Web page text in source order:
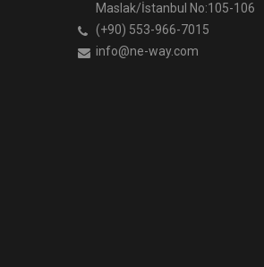
Maslak/İstanbul No:105-106
(+90) 553-966-7015
info@ne-way.com